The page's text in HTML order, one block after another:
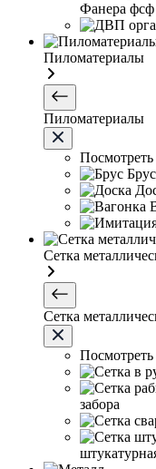
Фанера фсф
Пиломатериалы
Пиломатериалы
Брус
Сетка
Сетка
забора